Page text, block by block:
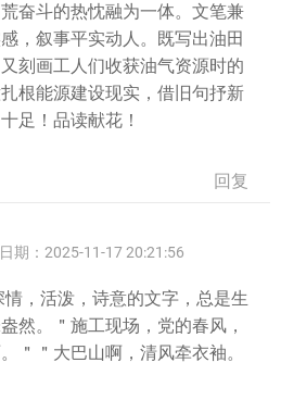
奋斗的热忱融为一体。文笔兼
，叙事平实动人。既写出油田
刻画工人们收获油气资源时的
根能源建设现实，借旧句抒新
足！品读献花！
回复
期：2025-11-17 20:21:56
，活泼，诗意的文字，总是生
然。＂施工现场，党的春风，
＂＂大巴山啊，清风牵衣袖。